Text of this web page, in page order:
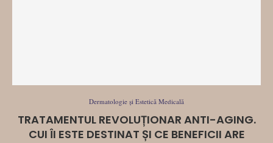
Dermatologie și Estetică Medicală
TRATAMENTUL REVOLUȚIONAR ANTI-AGING.
CUI ÎI ESTE DESTINAT ȘI CE BENEFICII ARE